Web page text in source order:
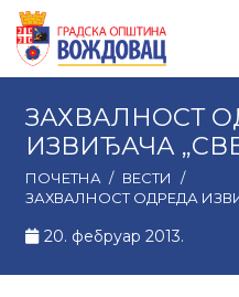
ЗАХВАЛНОСТ
ИЗВИЂАЧА
ПОЧЕТНА / ВЕСТИ
/
ЗАХВАЛНОСТ ОДРЕДА
20. фебруар 2013.